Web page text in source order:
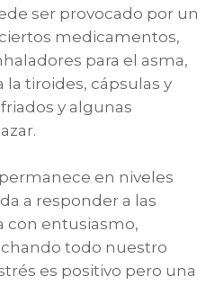
ser provocado por un
medicamentos,
para el asma,
tiroides, cápsulas y
y algunas
en niveles
a responder a las
con entusiasmo,
todo nuestro
es positivo pero una